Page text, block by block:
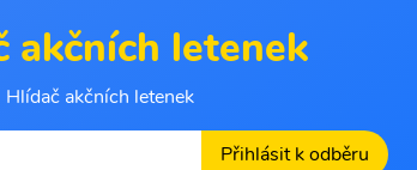
akčních letenek
Hlídač akčních letenek
Přihlásit k odběru